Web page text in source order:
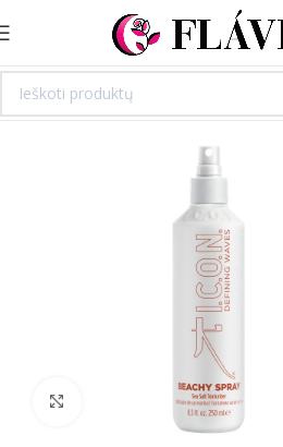
Spustelėkite norėdami padidinti